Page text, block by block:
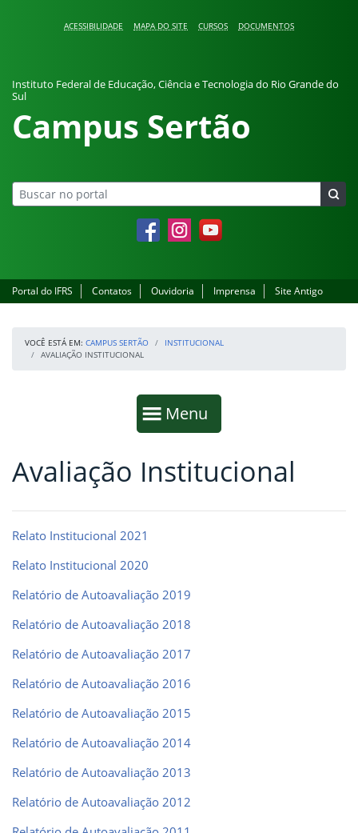
ACESSIBILIDADE MAPA DO SITE CURSOS DOCUMENTOS
Instituto Federal de Educação, Ciência e Tecnologia do Rio Grande do
Sul
Campus Sertão
FacebookInstagramYouTube
Portal do IFRS Contatos Ouvidoria Imprensa Site Antigo
VOCÊ ESTÁ EM: CAMPUS SERTÃO
INSTITUCIONAL
AVALIAÇÃO INSTITUCIONAL
Mostrar
Menu
Fim da navegação
Início do conteúdo
Avaliação Institucional
Relato Institucional 2021
Relato Institucional 2020
Relatório de Autoavaliação 2019
Relatório de Autoavaliação 2018
Relatório de Autoavaliação 2017
Relatório de Autoavaliação 2016
Relatório de Autoavaliação 2015
Relatório de Autoavaliação 2014
Relatório de Autoavaliação 2013
Relatório de Autoavaliação 2012